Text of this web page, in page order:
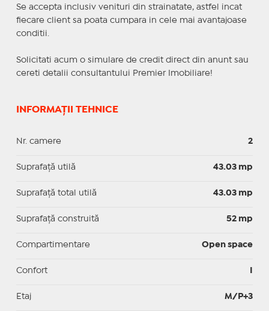
Se accepta inclusiv venituri din strainatate, astfel incat
fiecare client sa poata cumpara in cele mai avantajoase
conditii.
Solicitati acum o simulare de credit direct din anunt sau
cereti detalii consultantului Premier Imobiliare!
INFORMAȚII TEHNICE
Nr. camere 2
Suprafaţă utilă 43.03 mp
Suprafaţă total utilă 43.03 mp
Suprafaţă construită 52 mp
Compartimentare Open space
Confort
Etaj M/P+3